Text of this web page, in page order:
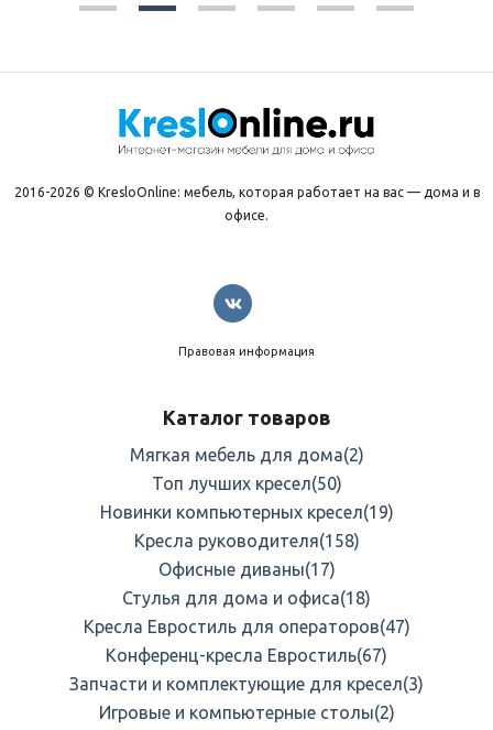
2016-2026 © KresloOnline: мебель, которая работает на вас — дома и в
офисе.
Правовая информация
Каталог товаров
Мягкая мебель для дома(2)
Топ лучших кресел(50)
Новинки компьютерных кресел(19)
Кресла руководителя(158)
Офисные диваны(17)
Стулья для дома и офиса(18)
Кресла Евростиль для операторов(47)
Конференц-кресла Евростиль(67)
Запчасти и комплектующие для кресел(3)
Игровые и компьютерные столы(2)